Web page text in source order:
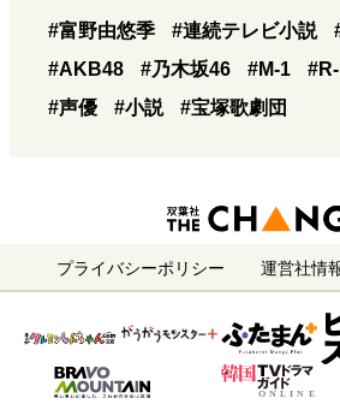
#富野由悠季 #連続テレビ小説
#AKB48
#乃木坂46 #M-1
#声優
#小説 #宝塚歌劇団
プライバシーポリシー 運営社情